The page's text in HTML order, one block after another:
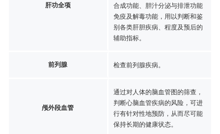
肝功全项
合成功能、胆汁分泌与排泄功能
免疫及解毒功能，用以判断和鉴
别各类肝胆疾病、程度及预后的
辅助指标。
前列腺 检查前列腺疾病。
颅外段血管
通过对人体的脑血管图的筛查，
判断心脑血管疾病的风险，可进
行有针对性地预防，从而尽可能
保持长期的健康状态。